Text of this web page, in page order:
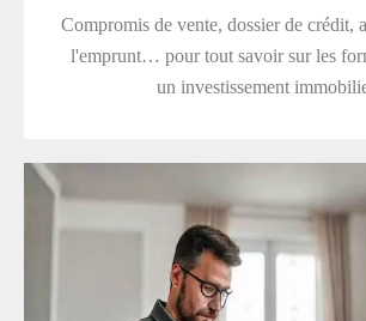
Compromis de vente, dossier de crédit,
l'emprunt… pour tout savoir sur les
un investissement